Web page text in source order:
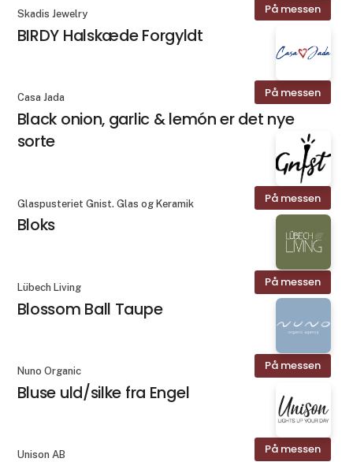
På messen
Skadis Jewelry
BIRDY Halskæde Forgyldt
På messen
Casa Jada
Black onion, garlic & lemón er det nye
sorte
På messen
Glaspusteriet Gnist. Glas og Keramik
Bloks
På messen
Lübech Living
Blossom Ball Taupe
På messen
Nuno Organic
Bluse uld/silke fra Engel
På messen
Unison AB